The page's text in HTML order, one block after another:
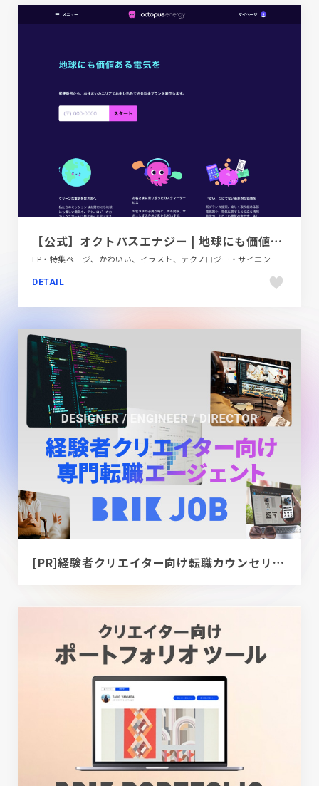
【公式】オクトパスエナジー | 地球にも価値ある電気を
LP・特集ページ、かわいい、イラスト、テクノロジー・サイエンス、パープル系、ブランド・サービスサイト、ブルー系、ポップ、金融・法律・人材・専門職
DETAIL
[PR]経験者クリエイター向け転職カウンセリング｜デザイナー / ディレクター / エンジニア